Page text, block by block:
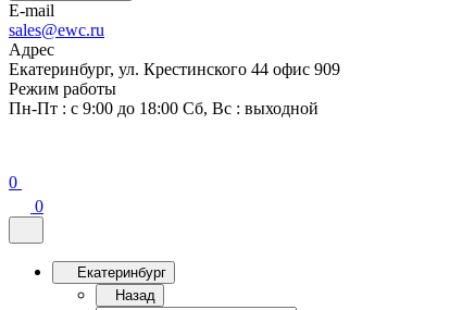
E-mail
sales@ewc.ru
Адрес
Екатеринбург, ул. Крестинского 44 офис 909
Режим работы
Пн-Пт : с 9:00 до 18:00 Сб, Вс : выходной
0
0
Екатеринбург
Назад